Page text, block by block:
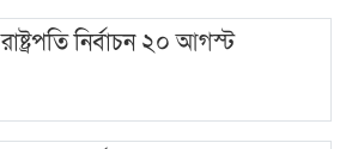
রাষ্ট্রপতি নির্বাচন ২০ আগস্ট